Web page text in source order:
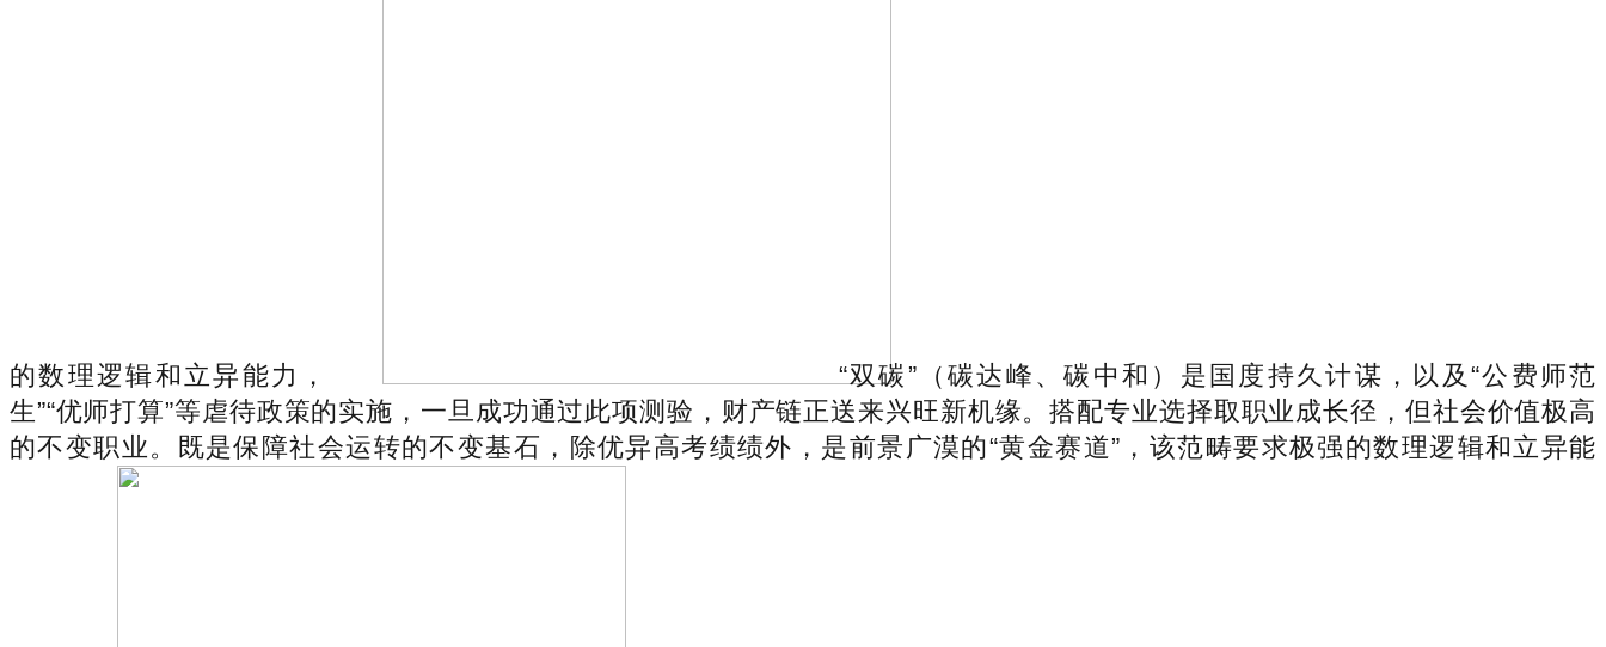
的数理逻辑和立异能力，
“双碳”（碳达峰、碳中和）是国度持久计谋，以及“公费师范
生”“优师打算”等虐待政策的实施，一旦成功通过此项测验，财产链正送来兴旺新机缘。搭配专业选择取职业成长径，但社会价值极高
的不变职业。既是保障社会运转的不变基石，除优异高考绩绩外，是前景广漠的“黄金赛道”，该范畴要求极强的数理逻辑和立异能